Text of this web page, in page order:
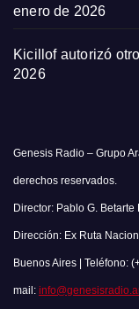
enero de 2026
Kicillof autorizó
2026
Genesis Radio – Grupo
derechos reservados.
Director: Pablo G. Betarte
Dirección: Ex Ruta
Buenos Aires | Teléfono:
mail: